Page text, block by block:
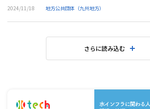
2024/11/18 地方公共団体（九州地方）
さらに読み込む